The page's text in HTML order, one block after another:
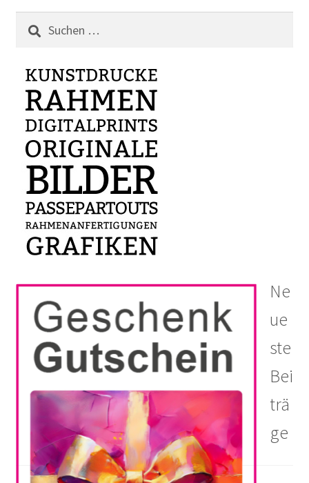
Die
auf
der
Produktseite
gewählt
werden
Suchen
nach:
Ne
ue
ste
Bei
trä
ge